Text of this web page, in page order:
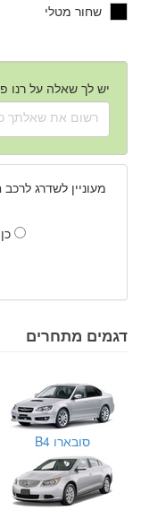
שחור מטלי
יש לך שאלה על רנו פלואנס 2009 -
מעוניין לשדרג
דגמים מתחרים
סובארו B4